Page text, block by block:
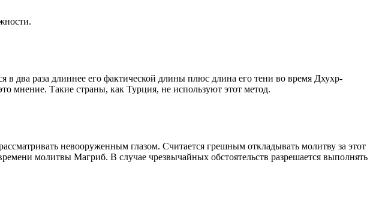
в два раза длиннее его фактической длины плюс длина его тени во время Дхухр-
мнение. Такие страны, как Турция, не используют этот метод.
невооруженным глазом. Считается грешным откладывать молитву за этот
молитвы Магриб. В случае чрезвычайных обстоятельств разрешается выполнять